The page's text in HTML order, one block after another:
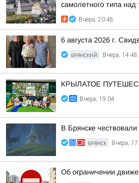
самолетного типа над
Вчера, 20:48
6 августа 2026 г.
БРЯНСКИЙ Вчера, 14:48
КРЫЛАТОЕ
Вчера, 19:04
В Брянске чествовали
БРЯНСК Вчера,
Об ограничении